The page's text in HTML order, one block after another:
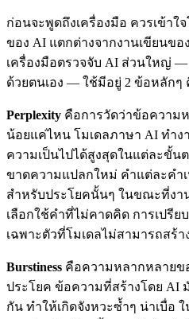
ก่อนจะพูดถึงเครื่องมือ ควรเข้าใ
ของ AI แตกต่างจากงานเขียนข
เครื่องมือตรวจจับ AI ส่วนใหญ่
ด้วยตนเอง — ใช้มีอยู่ 2 ข้อหลักๆ
Perplexity คือการวัดว่าข้อความ
น้อยแค่ไหน โมเดลภาษา AI ทำ
ความเป็นไปได้สูงสุดในแต่ละขั้น
ขาดความแปลกใหม่ คำแต่ละคำเ
สำหรับประโยคนั้นๆ ในขณะที่งา
เลือกใช้คำที่ไม่คาดคิด การเปรีย
เฉพาะตัวที่โมเดลไม่สามารถสร้า
Burstiness คือความหลากหลายข
ประโยค ข้อความที่สร้างโดย AI
กัน ทำให้เกิดจังหวะซ้ำๆ น่าเบื่อ